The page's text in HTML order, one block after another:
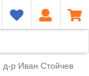
д-р Иван Стойчев